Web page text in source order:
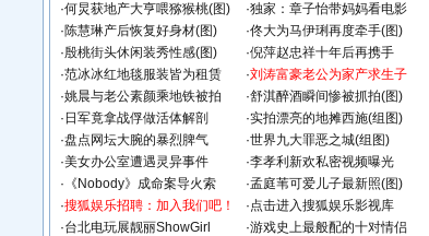
·何炅获地产大亨喂猕猴桃(图) ·独家：章子怡带妈妈看电影
·陈慧琳产后恢复好身材(图) ·佟大为马伊琍再度牵手(图)
·殷桃街头休闲装秀性感(图) ·倪萍赵忠祥十年后再携手
·范冰冰红地毯服装皆为租赁 ·刘涛富豪老公为家产求生子
·姚晨与老公素颜乘地铁被拍 ·舒淇醉酒瞬间惨被抓拍(图)
· 日军竟拿战俘做活体解剖 ·实拍漂亮的地摊西施(组图)
·盘点网坛大腕的暴烈脾气 ·世界九大罪恶之城(组图)
·美女办公室遭遇灵异事件 ·李孝利新欢私密视频曝光
· 《Nobody》成命案导火索 ·孟庭苇可爱儿子最新照(图)
·搜狐娱乐招聘：加入我们吧！ ·点击进入搜狐娱乐影视库
·台北电玩展靓丽ShowGirl ·游戏史上最般配的十对情侣